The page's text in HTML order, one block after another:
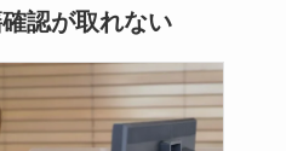
認が取れない